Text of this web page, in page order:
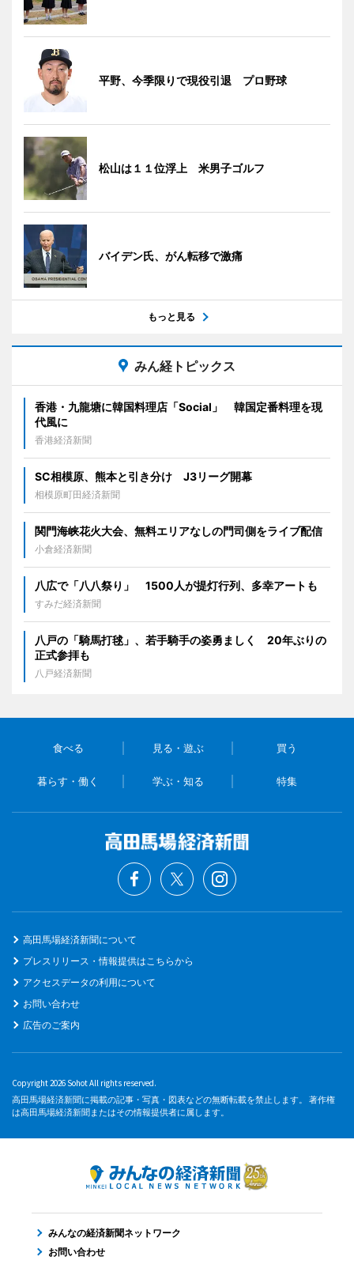
平野、今季限りで現役引退 プロ野球
松山は１１位浮上 米男子ゴルフ
バイデン氏、がん転移で激痛
もっと見る
みん経トピックス
香港・九龍塘に韓国料理店「Social」 韓国定番料理を現
代風に
香港経済新聞
SC相模原、熊本と引き分け J3リーグ開幕
相模原町田経済新聞
関門海峡花火大会、無料エリアなしの門司側をライブ配信
小倉経済新聞
八広で「八八祭り」 1500人が提灯行列、多幸アートも
すみだ経済新聞
八戸の「騎馬打毬」、若手騎手の姿勇ましく 20年ぶりの
正式参拝も
八戸経済新聞
食べる 見る・遊ぶ 買う
暮らす・働く 学ぶ・知る 特集
高田馬場経済新聞について
プレスリリース・情報提供はこちらから
アクセスデータの利用について
お問い合わせ
広告のご案内
Copyright 2026 Sohot All rights reserved.
高田馬場経済新聞に掲載の記事・写真・図表などの無断転載を禁止します。 著作権
は高田馬場経済新聞またはその情報提供者に属します。
みんなの経済新聞ネットワーク
お問い合わせ